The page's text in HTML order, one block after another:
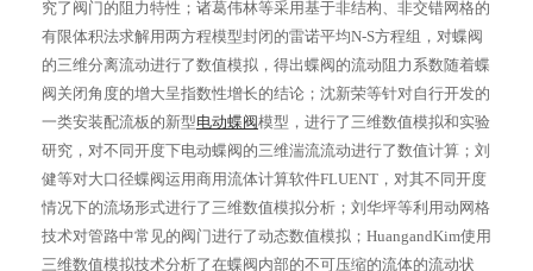
究了阀门的阻力特性；诸葛伟林等采用基于非结构、非交错网格的
有限体积法求解用两方程模型封闭的雷诺平均N-S方程组，对蝶阀
的三维分离流动进行了数值模拟，得出蝶阀的流动阻力系数随着蝶
阀关闭角度的增大呈指数性增长的结论；沈新荣等针对自行开发的
一类安装配流板的新型电动蝶阀模型，进行了三维数值模拟和实验
研究，对不同开度下电动蝶阀的三维湍流流动进行了数值计算；刘
健等对大口径蝶阀运用商用流体计算软件FLUENT，对其不同开度
情况下的流场形式进行了三维数值模拟分析；刘华坪等利用动网格
技术对管路中常见的阀门进行了动态数值模拟；HuangandKim使用
三维数值模拟技术分析了在蝶阀内部的不可压缩的流体的流动状